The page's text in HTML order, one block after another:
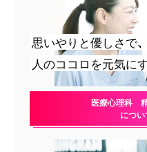
思いやりと優しさで、
人のココロを元気に
医療心理科
につ